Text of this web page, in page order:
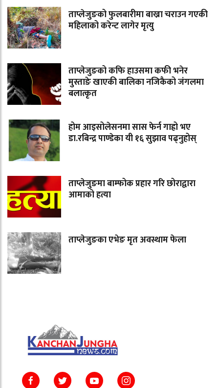
ताप्लेजुङको फुलबारीमा बाख्रा चराउन गएकी
महिलाको करेन्ट लागेर मृत्यु
ताप्लेजुङको कफि हाउसमा कफी भनेर
मुस्ताङे खाएकी बालिका नजिकैको जंगलमा
बलात्कृत
होम आइसोलेसनमा सास फेर्न गाह्रो भए
डा.रबिन्द्र पाण्डेका यी १६ सुझाव पढ्नुहोस्
ताप्लेजुङमा बाम्फोक प्रहार गरि छोराद्वारा
आमाको हत्या
ताप्लेजुङका एभेङ मृत अवस्थाम फेला